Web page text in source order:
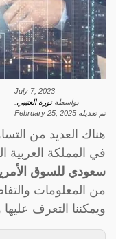
July 7, 2023
بواسطةنورة العتيبي
تم تعديله February 25, 2025
هناك العديد من
في المملكة العربية
سعودي للسوق
من المعلومات
ويمكننا التعرف